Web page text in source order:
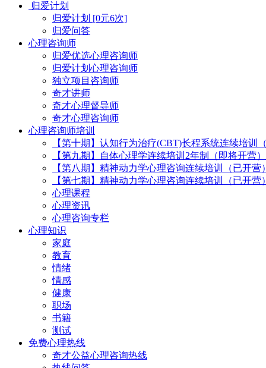
归爱计划
归爱计划 [0元6次]
归爱问答
心理咨询师
归爱优选心理咨询师
归爱计划心理咨询师
独立项目咨询师
奇才讲师
奇才心理督导师
奇才心理咨询师
心理咨询师培训
【第十期】认知行为治疗(CBT)长程系统连续培训
【第九期】自体心理学连续培训2年制（即将开营）
【第八期】精神动力学心理咨询连续培训（已开营）
【第七期】精神动力学心理咨询连续培训（已开营）
心理课程
心理资讯
心理咨询专栏
心理知识
家庭
教育
情绪
情感
健康
职场
书籍
测试
免费心理热线
奇才公益心理咨询热线